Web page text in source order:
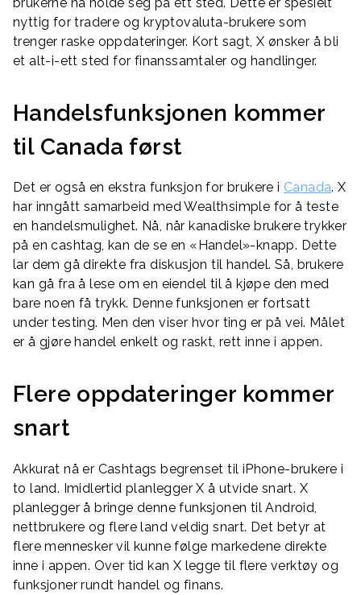
nyttig for tradere og kryptovaluta-brukere som
trenger raske oppdateringer. Kort sagt, X ønsker å bli
et alt-i-ett sted for finanssamtaler og handlinger.
Handelsfunksjonen kommer
til Canada først
Det er også en ekstra funksjon for brukere i Canada. X
har inngått samarbeid med Wealthsimple for å teste
en handelsmulighet. Nå, når kanadiske brukere trykker
på en cashtag, kan de se en «Handel»-knapp. Dette
lar dem gå direkte fra diskusjon til handel. Så, brukere
kan gå fra å lese om en eiendel til å kjøpe den med
bare noen få trykk. Denne funksjonen er fortsatt
under testing. Men den viser hvor ting er på vei. Målet
er å gjøre handel enkelt og raskt, rett inne i appen.
Flere oppdateringer kommer
snart
Akkurat nå er Cashtags begrenset til iPhone-brukere i
to land. Imidlertid planlegger X å utvide snart. X
planlegger å bringe denne funksjonen til Android,
nettbrukere og flere land veldig snart. Det betyr at
flere mennesker vil kunne følge markedene direkte
inne i appen. Over tid kan X legge til flere verktøy og
funksjoner rundt handel og finans.